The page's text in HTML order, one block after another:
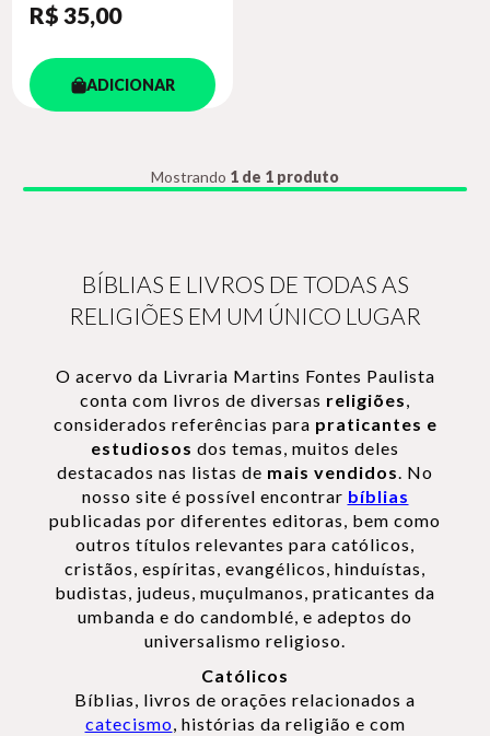
R$ 35,00
ADICIONAR
Mostrando 1 de 1 produto
BÍBLIAS E LIVROS DE TODAS AS
RELIGIÕES EM UM ÚNICO LUGAR
O acervo da Livraria Martins Fontes Paulista
conta com livros de diversas religiões,
considerados referências para praticantes e
estudiosos dos temas, muitos deles
destacados nas listas de mais vendidos. No
nosso site é possível encontrar bíblias
publicadas por diferentes editoras, bem como
outros títulos relevantes para católicos,
cristãos, espíritas, evangélicos, hinduístas,
budistas, judeus, muçulmanos, praticantes da
umbanda e do candomblé, e adeptos do
universalismo religioso.
Católicos
Bíblias, livros de orações relacionados a
catecismo, histórias da religião e com